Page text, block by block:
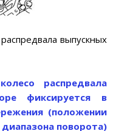
выпускных
распредвала
фиксируется в
(положении
поворота)